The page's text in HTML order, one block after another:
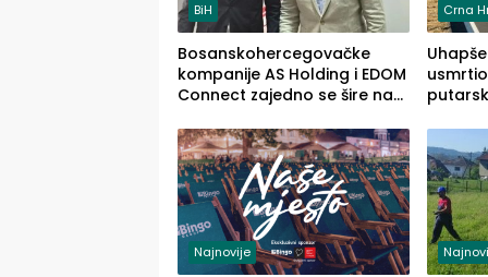
BiH
Bosanskohercegovačke
kompanije AS Holding i EDOM
Connect zajedno se šire na
Crna
(FOTO)
Najnovije